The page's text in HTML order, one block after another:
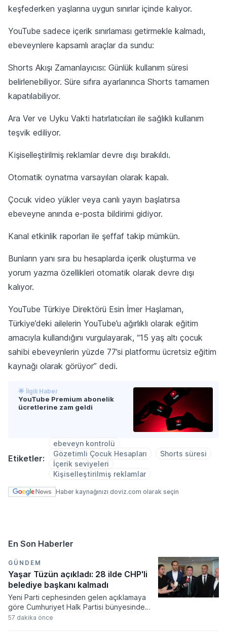
keşfederken yaşlarına uygun sınırlar içinde kalıyor.
YouTube sadece içerik sınırlaması getirmekle kalmadı,
ebeveynlere kapsamlı araçlar da sundu:
Shorts Akışı Zamanlayıcısı: Günlük kullanım süresi
belirlenebiliyor. Süre sıfıra ayarlanınca Shorts tamamen
kapatılabiliyor.
Ara Ver ve Uyku Vakti hatırlatıcıları ile sağlıklı kullanım
teşvik ediliyor.
Kişiselleştirilmiş reklamlar devre dışı bırakıldı.
Otomatik oynatma varsayılan olarak kapalı.
Çocuk video yükler veya canlı yayın başlatırsa
ebeveyne anında e-posta bildirimi gidiyor.
Kanal etkinlik raporları ile şeffaf takip mümkün.
Bunların yanı sıra bu hesaplarda içerik oluşturma ve
yorum yazma özellikleri otomatik olarak devre dışı
kalıyor.
YouTube Türkiye Direktörü Esin İmer Haşlaman,
Türkiye’deki ailelerin YouTube’u ağırlıklı olarak eğitim
amacıyla kullandığını vurgulayarak, “15 yaş altı çocuk
sahibi ebeveynlerin yüzde 77’si platformu ücretsiz eğitim
kaynağı olarak görüyor” dedi.
🌟 İlgili Haber
YouTube Premium abonelik
ücretlerine zam geldi
Etiketler:
ebeveyn kontrolü
Gözetimli Çocuk Hesapları
Shorts süresi
İçerik seviyeleri
Kişiselleştirilmiş reklamlar
Haber kaynağınızı doviz.com olarak seçin
En Son Haberler
GÜNDEM
Yaşar Tüzün açıkladı: 28 ilde CHP'li
belediye başkanı kalmadı
Yeni Parti cephesinden gelen açıklamaya
göre Cumhuriyet Halk Partisi bünyesindeki
belediye başkanlarının istifa süreci hız
57 dakika önce